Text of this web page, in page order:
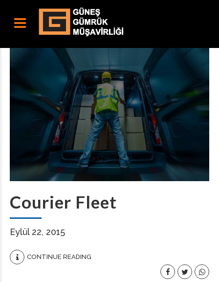
Courier Fleet
Eylül 22, 2015
CONTINUE READING